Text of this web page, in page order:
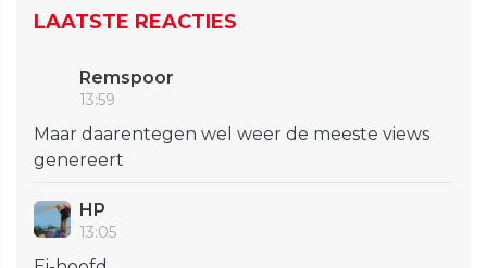
LAATSTE REACTIES
Remspoor
13:59
Maar daarentegen wel weer de meeste views
genereert
HP
13:05